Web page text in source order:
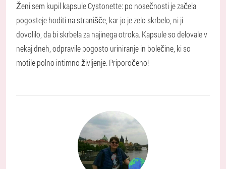
Ženi sem kupil kapsule Cystonette: po nosečnosti je začela
pogosteje hoditi na stranišče, kar jo je zelo skrbelo, ni ji
dovolilo, da bi skrbela za najinega otroka. Kapsule so delovale v
nekaj dneh, odpravile pogosto uriniranje in bolečine, ki so
motile polno intimno življenje. Priporočeno!